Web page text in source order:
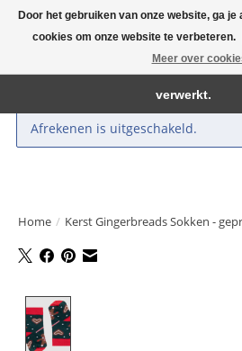
Large selection of products and fast shipping!
Afrekenen is uitgeschakeld.
Home / Kerst Gingerbreads Sokken -
Door het gebruiken van onze website, ga
cookies om onze website te verbeteren.
Meer over
← Keer terug naar de backoffice
Eventueel geplaatste orders zullen
verwerkt.